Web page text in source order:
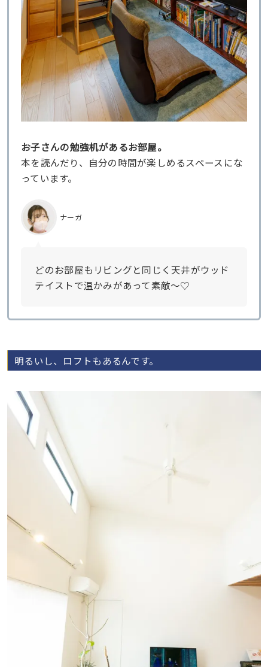
お子さんの勉強机があるお部屋。
本を読んだり、自分の時間が楽しめるスペースにな
っています。
ナーガ
どのお部屋もリビングと同じく天井がウッド
テイストで温かみがあって素敵〜♡
明るいし、ロフトもあるんです。